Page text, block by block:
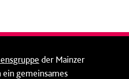
der Mainzer
gemeinsames